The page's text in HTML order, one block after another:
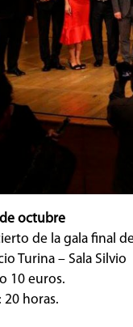
octubre
de la gala final
Turina – Sala Silvio
10 euros.
20 horas.